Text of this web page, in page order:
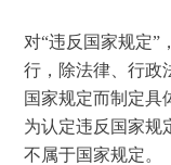
对“违反国家规定”
行，除法律、行政
国家规定而制定具
为认定违反国家规
不属于国家规定。